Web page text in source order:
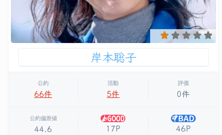
岸本聡子
公約
66件
活動
5件
評価
0件
公約偏差値
44.6 17P 46P